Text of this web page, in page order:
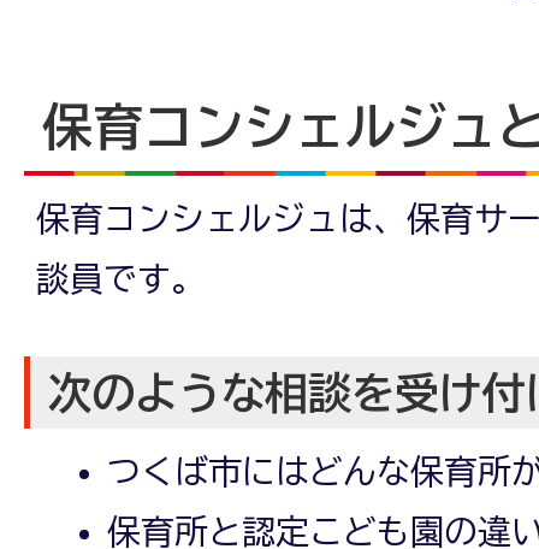
保育コンシェルジュ
保育コンシェルジュは、保育サ
談員です。
次のような相談を受け付
つくば市にはどんな保育所
保育所と認定こども園の違